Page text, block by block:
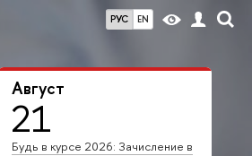
РУС EN
Август
21
Будь в курсе 2026: Зачисление в